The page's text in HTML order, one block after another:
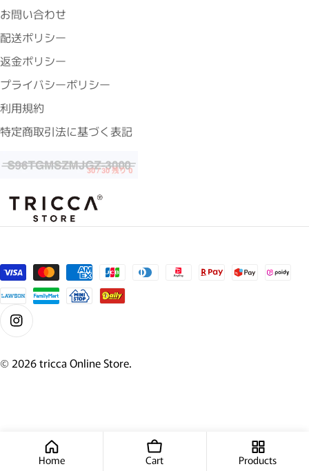
お問い合わせ
配送ポリシー
返金ポリシー
プライバシーポリシー
利用規約
特定商取引法に基づく表記
支払い方法
Instagram
© 2026tricca Online Store.
Home Cart Products